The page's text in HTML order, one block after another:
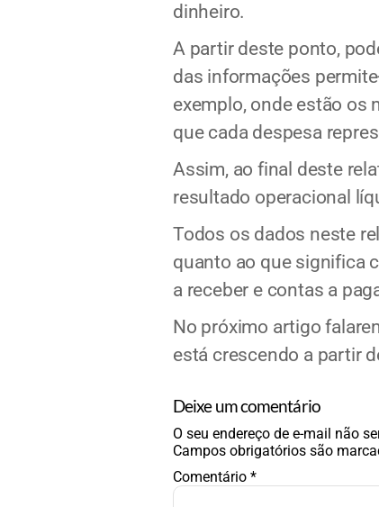
dinheiro.
A partir deste ponto,
das informações
exemplo, onde estão os
que cada despesa
Assim, ao final deste
resultado operacional
Todos os dados neste
quanto ao que significa
a receber e contas a
No próximo artigo
está crescendo a partir
Deixe um comentário
O seu endereço de e-mail não
Campos obrigatórios são
Comentário *